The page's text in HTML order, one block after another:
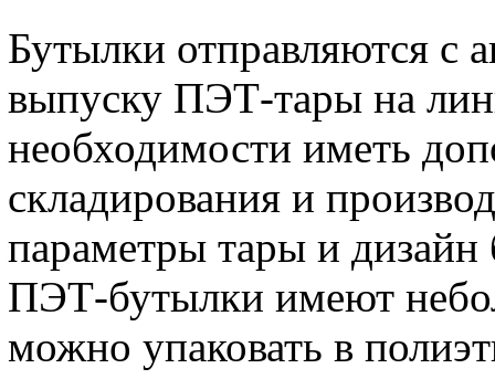
Бутылки отправляются с
выпуску ПЭТ-тары на
необходимости иметь
складирования и
параметры тары и дизайн
ПЭТ-бутылки имеют
можно упаковать в